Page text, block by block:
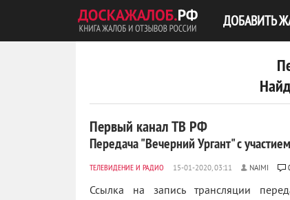
ДОБАВИТЬ
Первый канал ТВ РФ
Передача "Вечерний Ургант" с
ТЕЛЕВИДЕНИЕ И РАДИО NAIMI
Ссылка на запись трансляции